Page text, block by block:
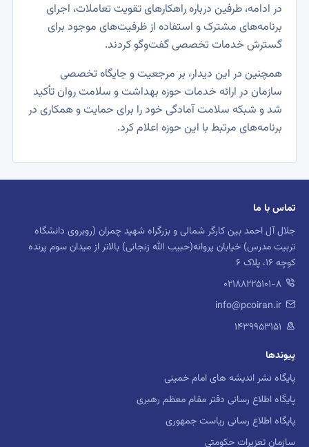
در ادامه، طرفین درباره راهکارهای تقویت تعاملات، اجرای
برنامه‌های مشترک و استفاده از ظرفیت‌های موجود برای
گسترش خدمات تخصصی گفت‌وگو کردند.
همچنین در این دیدار، بر مرجعیت و جایگاه تخصصی
سازمان در ارائه خدمات حوزه بهداشت و سلامت روان تأکید
شد و شبکه سلامت آمادگی خود را برای حمایت و همکاری در
برنامه‌های مرتبط با این حوزه اعلام کرد.
تماس با ما
جلال آل احمد بین کارگر شمالی و بزرگراه شهید چمران (روبروی دانشگاه
تربیت مدرس) خیابان پروانه(حبیب الله زنجانی) بالاتر از میدان سوم پرنده
کوچه 16، پلاک 6
02188225101-8
info@pcoiran.ir
۱۴۳۹۹۵۳۱۵۱
پیوندها
پایگاه نشر اندیشه های امام خمینی
پایگاه اطلاع رسانی دفتر مقام معظم رهبری
پایگاه اطلاع رسانی ریاست جمهوری
سازمان تعزیرات حکومتی